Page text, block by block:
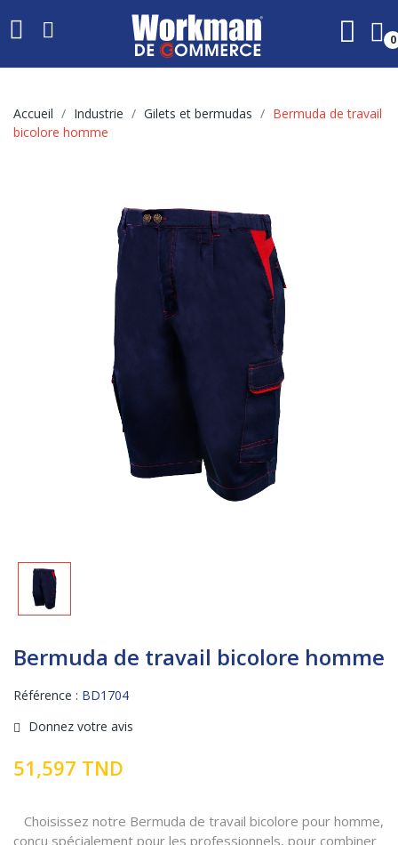
0
Accueil Industrie Gilets et bermudas
Bermuda de travail
bicolore homme
Bermuda de travail bicolore homme
Référence : BD1704
Donnez votre avis
51,597 TND
Choisissez notre Bermuda de travail bicolore pour homme,
conçu spécialement pour les professionnels, pour combiner